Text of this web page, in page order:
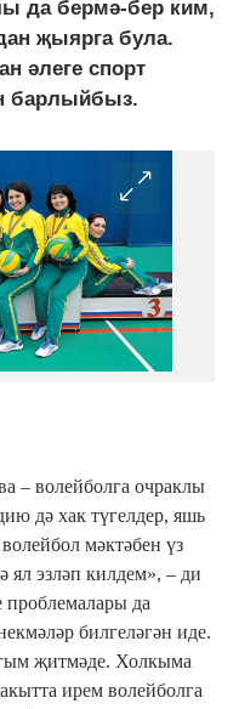
да бермә-бер ким,
җыярга була.
әлеге спорт
барлыйбыз.
– волейболга очраклы
дә хак түгелдер, яшь
мәктәбен үз
ял эзләп килдем», – ди
проблемалары да
билгеләгән иде.
җитмәде. Холкыма
ирем волейболга